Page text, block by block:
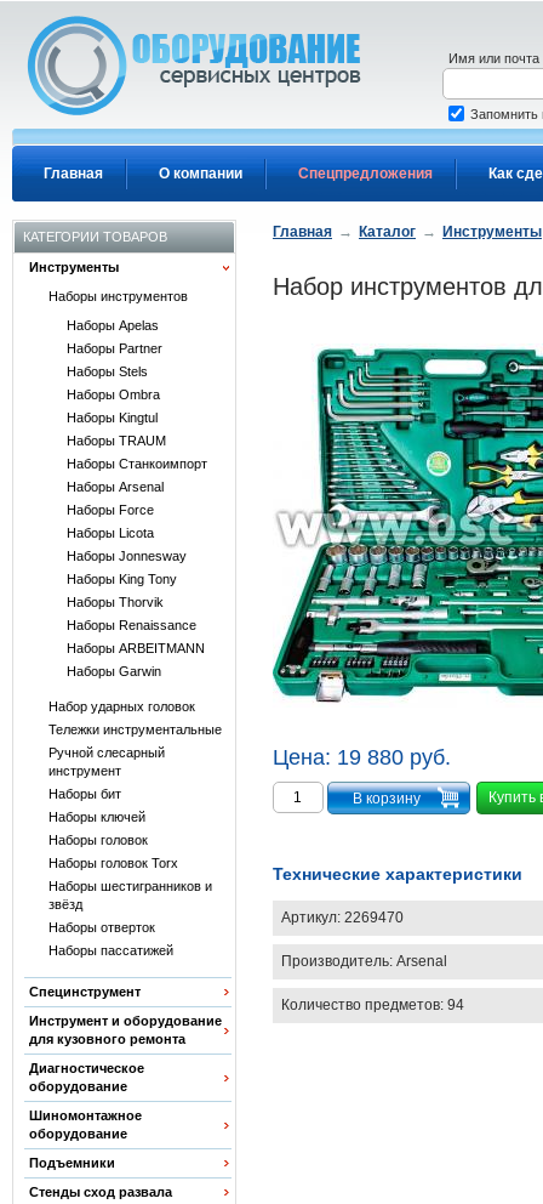
Главная О компании Спецпредложения Как
Имя или почта
Запомнить
КАТЕГОРИИ ТОВАРОВ
Инструменты
Наборы инструментов
Наборы Apelas
Наборы Partner
Наборы Stels
Наборы Ombra
Наборы Kingtul
Наборы TRAUM
Наборы Станкоимпорт
Наборы Arsenal
Наборы Force
Наборы Licota
Наборы Jonnesway
Наборы King Tony
Наборы Thorvik
Наборы Renaissance
Наборы ARBEITMANN
Наборы Garwin
Набор ударных головок
Тележки инструментальные
Ручной слесарный
инструмент
Наборы бит
Наборы ключей
Наборы головок
Наборы головок Torx
Наборы шестигранников и
звёзд
Наборы отверток
Наборы пассатижей
Специнструмент
Инструмент и оборудование
для кузовного ремонта
Диагностическое
оборудование
Шиномонтажное
оборудование
Подъемники
Стенды сход развала
Главная → Каталог → Инструменты
Набор инструментов
Цена: 19 880 руб.
Купить
Технические характеристики
Артикул: 2269470
Производитель: Arsenal
Количество предметов: 94